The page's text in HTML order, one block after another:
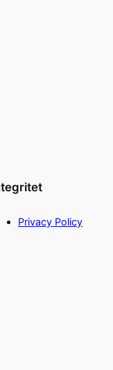
Privacy Policy